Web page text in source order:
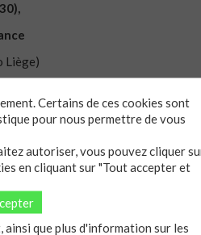
Liège)
saisi par Jésus Christ », s’est
(Première Epître
rechercherons les réalités et
le tract
Certains de ces cookies sont
pour nous permettre de vous
autoriser, vous pouvez cliquer
en cliquant sur "Tout accepter et
que plus d'information sur les